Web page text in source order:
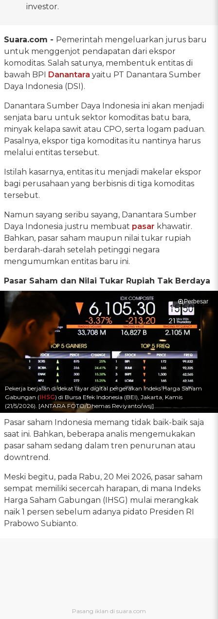
investor.
Suara.com - Pemerintah mengeluarkan jurus baru
untuk menggenjot pendapatan dari ekspor
komoditas. Salah satunya, membentuk entitas di
bawah BPI
Danantara yaitu PT Danantara Sumber
Daya Indonesia (DSI).
Danantara Sumber Daya Indonesia ini akan menjadi
senjata baru untuk sektor komoditas batu bara,
minyak kelapa sawit atau CPO, serta logam paduan.
Pasalnya, ekspor tiga komoditas itu nantinya harus
melalui entitas tersebut.
Istilah kasarnya, entitas itu menjadi makelar ekspor
bagi perusahaan yang berbisnis di tiga komoditas
tersebut.
Namun sayang seribu sayang, Danantara Sumber
Daya Indonesia justru membuat pasar khawatir.
Bahkan, pasar saham maupun nilai tukar rupiah
berdarah-darah setelah petinggi negara
mengumumkan entitas baru ini.
Pasar Saham dan Nilai Tukar Rupiah Tak Berdaya
Perbesar
Pekerja berjalan di dekat layar digital pergerakan Indeks Harga Saham
Gabungan (IHSG) di Bursa Efek Indonesia (BEI), Jakarta, Kamis
(21/5/2026). [ANTARA FOTO/Dhemas Reviyanto/wsj]
Pasar saham Indonesia memang tidak baik-baik saja
saat ini. Bahkan, beberapa analis mengemukakan
pasar saham sedang dalam tren penurunan atau
downtrend.
Meski begitu, pada Rabu, 20 Mei 2026, pasar saham
sempat memiliki secercah harapan, di mana Indeks
Harga Saham Gabungan (IHSG) mulai merangkak
naik 1 persen sebelum adanya pidato Presiden RI
Prabowo Subianto.